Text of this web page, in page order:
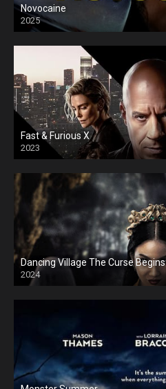
Novocaine
2025
Fast & Furious X
2023
Dancing Village The Curse Begins
2024